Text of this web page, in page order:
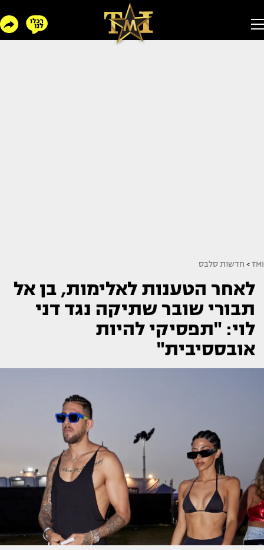
TMI
> חדשות סלבס
לאחר הטענות לאלימות, בן אל
תבורי שובר שתיקה נגד דני
לוי: "תפסיקי להיות
אובססיבית"